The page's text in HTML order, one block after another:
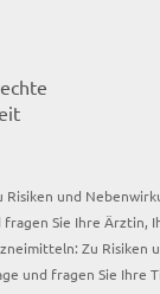
und
fragen Sie Ihre Ärztin,
Zu Risiken
und fragen Sie